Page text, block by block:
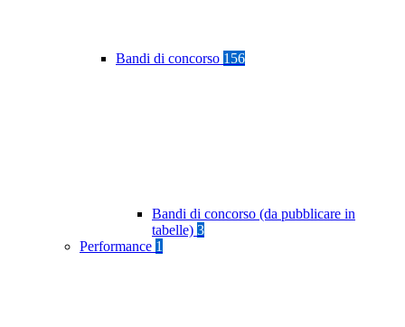
Bandi di concorso 156
Bandi di concorso (da pubblicare in
tabelle) 3
Performance 1